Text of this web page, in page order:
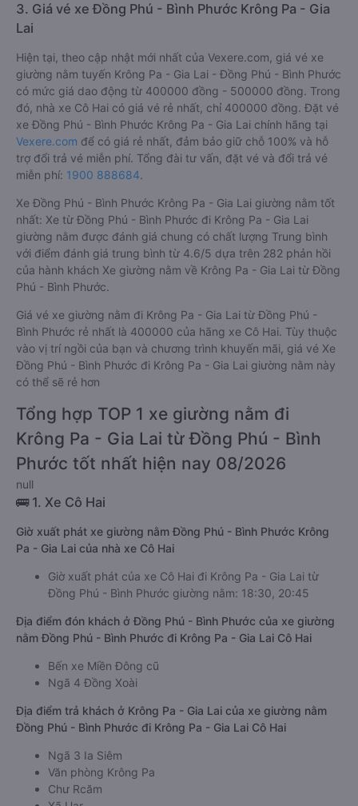
3. Giá vé xe Đồng Phú - Bình Phước Krông Pa - Gia
Lai
Hiện tại, theo cập nhật mới nhất của Vexere.com, giá vé xe
giường nằm tuyến Krông Pa - Gia Lai - Đồng Phú - Bình Phước
có mức giá dao động từ 400000 đồng - 500000 đồng. Trong
đó, nhà xe Cô Hai có giá vé rẻ nhất, chỉ 400000 đồng. Đặt vé
xe Đồng Phú - Bình Phước Krông Pa - Gia Lai chính hãng tại
Vexere.com để có giá rẻ nhất, đảm bảo giữ chỗ 100% và hỗ
trợ đổi trả vé miễn phí. Tổng đài tư vấn, đặt vé và đổi trả vé
miễn phí: 1900 888684.
Xe Đồng Phú - Bình Phước Krông Pa - Gia Lai giường nằm tốt
nhất: Xe từ Đồng Phú - Bình Phước đi Krông Pa - Gia Lai
giường nằm được đánh giá chung có chất lượng Trung bình
với điểm đánh giá trung bình từ 4.6/5 dựa trên 282 phản hồi
của hành khách Xe giường nằm về Krông Pa - Gia Lai từ Đồng
Phú - Bình Phước.
Giá vé xe giường nằm đi Krông Pa - Gia Lai từ Đồng Phú -
Bình Phước rẻ nhất là 400000 của hãng xe Cô Hai. Tùy thuộc
vào vị trí ngồi của bạn và chương trình khuyến mãi, giá vé Xe
Đồng Phú - Bình Phước đi Krông Pa - Gia Lai giường nằm này
có thể sẽ rẻ hơn
Tổng hợp TOP 1 xe giường nằm đi
Krông Pa - Gia Lai từ Đồng Phú - Bình
Phước tốt nhất hiện nay 08/2026
null
🚌 1. Xe Cô Hai
Giờ xuất phát xe giường nằm Đồng Phú - Bình Phước Krông
Pa - Gia Lai của nhà xe Cô Hai
Giờ xuất phát của xe Cô Hai đi Krông Pa - Gia Lai từ
Đồng Phú - Bình Phước giường nằm: 18:30, 20:45
Địa điểm đón khách ở Đồng Phú - Bình Phước của xe giường
nằm Đồng Phú - Bình Phước đi Krông Pa - Gia Lai Cô Hai
Bến xe Miền Đông cũ
Ngã 4 Đồng Xoài
Địa điểm trả khách ở Krông Pa - Gia Lai của xe giường nằm
Đồng Phú - Bình Phước đi Krông Pa - Gia Lai Cô Hai
Ngã 3 Ia Siêm
Văn phòng Krông Pa
Chư Rcăm